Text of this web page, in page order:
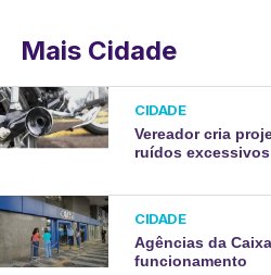
Mais Cidade
CIDADE
Vereador cria
ruídos
CIDADE
Agências da
funcionamento